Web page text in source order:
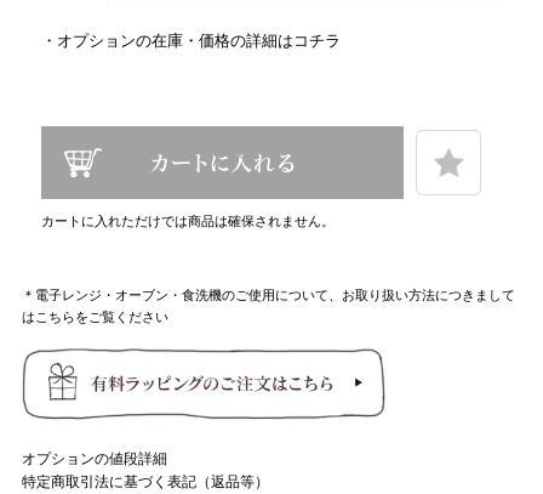
・ オプションの在庫・価格の詳細はコチラ
カートに入れただけでは商品は確保されません。
＊電子レンジ・オーブン・食洗機のご使用について、お取り扱い方法につきまして
はこちらをご覧ください
オプションの値段詳細
特定商取引法に基づく表記（返品等）